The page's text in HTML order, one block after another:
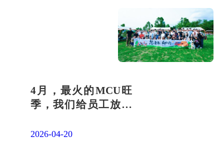
4月，最火的MCU旺
季，我们给员工放了
2026-04-20